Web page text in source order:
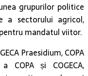
grupurilor politice
a sectorului agricol,
mandatul viitor.
Praesidium, COPA
COPA și COGECA,